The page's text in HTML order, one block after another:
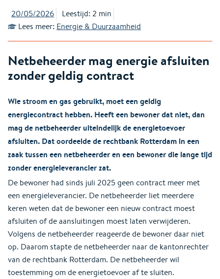
20/05/2026
Leestijd: 2 min
Lees meer: Energie & Duurzaamheid
Netbeheerder mag energie afsluiten
zonder geldig contract
Wie stroom en gas gebruikt, moet een geldig
energiecontract hebben. Heeft een bewoner dat niet, dan
mag de netbeheerder uiteindelijk de energietoevoer
afsluiten. Dat oordeelde de rechtbank Rotterdam in een
zaak tussen een netbeheerder en een bewoner die lange tijd
zonder energieleverancier zat.
De bewoner had sinds juli 2025 geen contract meer met
een energieleverancier. De netbeheerder liet meerdere
keren weten dat de bewoner een nieuw contract moest
afsluiten of de aansluitingen moest laten verwijderen.
Volgens de netbeheerder reageerde de bewoner daar niet
op. Daarom stapte de netbeheerder naar de kantonrechter
van de rechtbank Rotterdam. De netbeheerder wil
toestemming om de energietoevoer af te sluiten.